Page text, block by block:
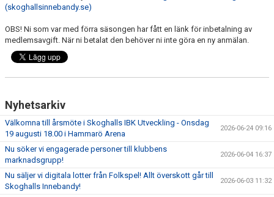
(skoghallsinnebandy.se)
OBS! Ni som var med förra säsongen har fått en länk för inbetalning av
medlemsavgift. När ni betalat den behöver ni inte göra en ny anmälan.
Nyhetsarkiv
Välkomna till årsmöte i Skoghalls IBK Utveckling - Onsdag
19 augusti 18.00 i Hammarö Arena
2026-06-24 09:16
Nu söker vi engagerade personer till klubbens
marknadsgrupp!
2026-06-04 16:37
Nu säljer vi digitala lotter från Folkspel! Allt överskott går till
Skoghalls Innebandy!
2026-06-03 11:32